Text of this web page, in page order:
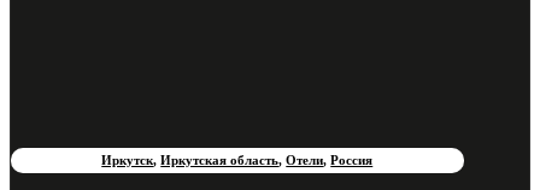
Иркутск,Иркутская область,Отели,Россия